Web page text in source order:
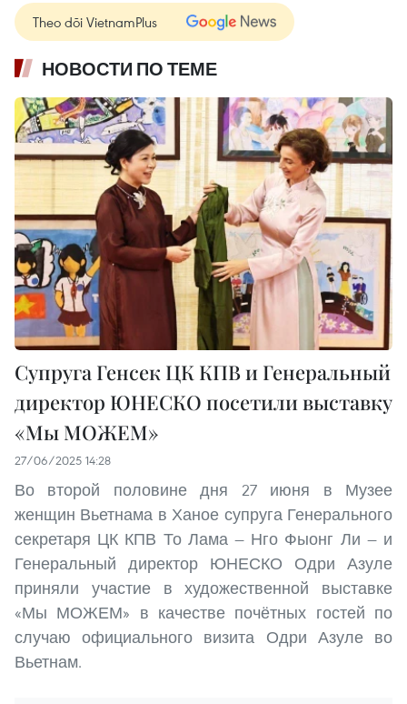
Theo dõi VietnamPlus
НОВОСТИ ПО ТЕМЕ
Супруга Генсек ЦК КПВ и Генеральный
директор ЮНЕСКО посетили выставку
«Мы МОЖЕМ»
27/06/2025 14:28
Во второй половине дня 27 июня в Музее
женщин Вьетнама в Ханое супруга Генерального
секретаря ЦК КПВ То Лама — Нго Фыонг Ли — и
Генеральный директор ЮНЕСКО Одри Азуле
приняли участие в художественной выставке
«Мы МОЖЕМ» в качестве почётных гостей по
случаю официального визита Одри Азуле во
Вьетнам.